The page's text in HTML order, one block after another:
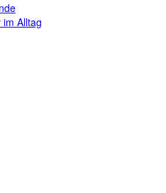
im Alltag